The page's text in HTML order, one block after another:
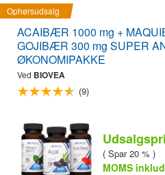
Ophørsudsalg
ACAIBÆR 1000 mg +
GOJIBÆR 300 mg SUPER
ØKONOMIPAKKE
Ved BIOVEA
(9)
( Spar 20 % )
MOMS